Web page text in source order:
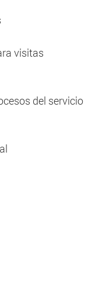
visitas
del servicio